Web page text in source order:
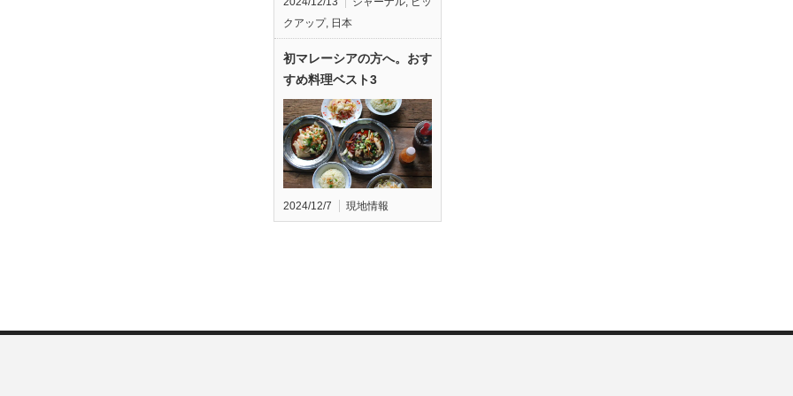
クアップ, 日本
初マレーシアの方へ。おす
すめ料理ベスト3
2024/12/7 現地情報